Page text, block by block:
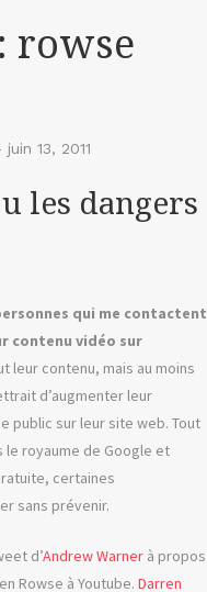
rowse
juin 13, 2011
les dangers
qui me contactent
contenu vidéo sur
leur contenu, mais au moins
d’augmenter leur
public sur leur site web. Tout
le royaume de Google et
certaines
sans prévenir.
d’Andrew Warner à propos
Rowse à Youtube. Darren